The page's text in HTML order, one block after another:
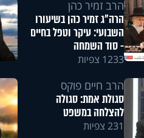
הרב זמיר כהן
הרה"ג זמיר כהן בשיעורו
השבועי: עיקר וטפל בחיים
- סוד השמחה
1233 צפיות
הרב חיים פוקס
סגולת אמת: סגולה
להצלחה במשפט
231 צפיות